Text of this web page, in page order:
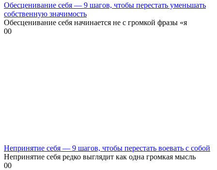
Обесценивание себя — 9 шагов, чтобы перестать уменьшать
собственную значимость
Обесценивание себя начинается не с громкой фразы «я
00
Непринятие себя — 9 шагов, чтобы перестать воевать с собой
Непринятие себя редко выглядит как одна громкая мысль
00